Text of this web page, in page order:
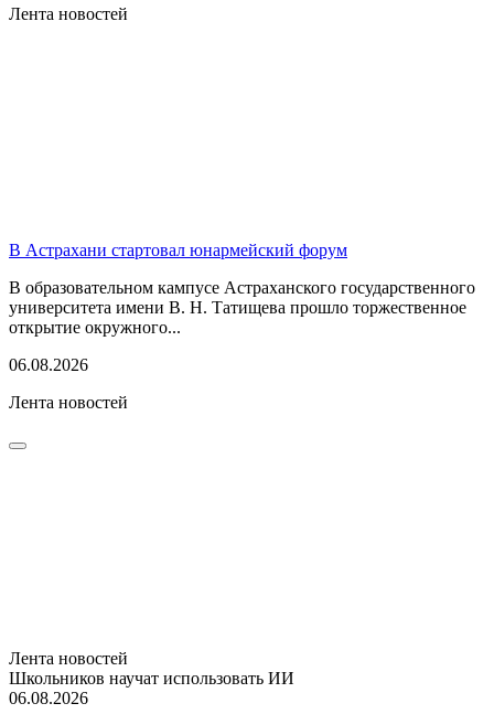
Лента новостей
В Астрахани стартовал юнармейский форум
В образовательном кампусе Астраханского государственного
университета имени В. Н. Татищева прошло торжественное
открытие окружного...
06.08.2026
Лента новостей
Лента новостей
Школьников научат использовать ИИ
06.08.2026